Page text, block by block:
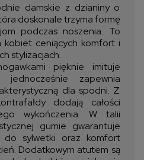
damskie z dzianiny o
doskonale trzyma formę
podczas noszenia. To
kobiet ceniących komfort i
stylizacjach.
pięknie imituje
zapewnia
dla spodni. Z
dodają całości
wykończenia. W talii
gumie gwarantuje
do sylwetki oraz komfort
Dodatkowym atutem są